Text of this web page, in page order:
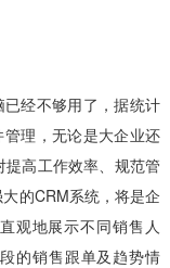
经不够用了，据统计
理，无论是大企业还
高工作效率、规范管
的CRM系统，将是企
观地展示不同销售人
的销售跟单及趋势情